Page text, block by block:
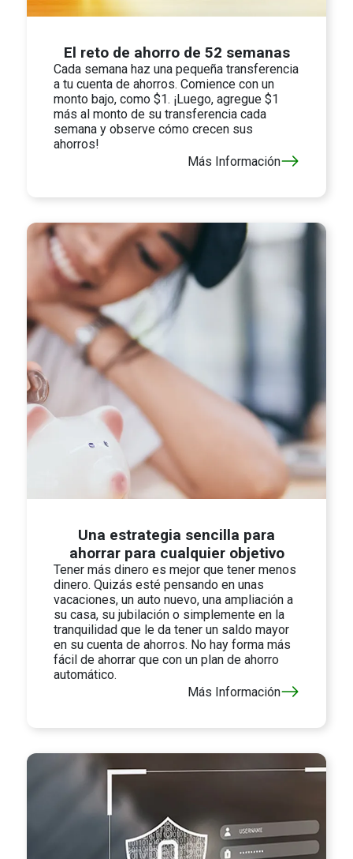
El reto de ahorro de 52 semanas
Cada semana haz una pequeña transferencia
a tu cuenta de ahorros. Comience con un
monto bajo, como $1. ¡Luego, agregue $1
más al monto de su transferencia cada
semana y observe cómo crecen sus
ahorros!
Más Información
Una estrategia sencilla para
ahorrar para cualquier objetivo
Tener más dinero es mejor que tener menos
dinero. Quizás esté pensando en unas
vacaciones, un auto nuevo, una ampliación a
su casa, su jubilación o simplemente en la
tranquilidad que le da tener un saldo mayor
en su cuenta de ahorros. No hay forma más
fácil de ahorrar que con un plan de ahorro
automático.
Más Información